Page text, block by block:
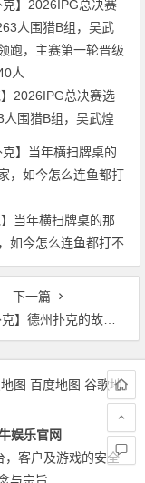
】2026IPG总决赛选
围猎B组，吴武煌
，主赛第一轮晋级版
】当年横扫牌桌的那
如今怎么连鱼都打不
下一篇
的故事线：为什么你的牌明明不差，却总是被“看穿”？
图 百度地图 谷歌地
娱乐官网
，客户及游戏的安全
与宗旨.